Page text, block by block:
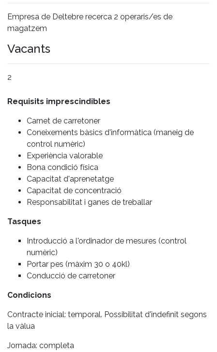
Empresa de Deltebre recerca 2 operaris/es de
magatzem
Vacants
2
Requisits imprescindibles
Carnet de carretoner
Coneixements bàsics d'informàtica (maneig de
control numèric)
Experiència valorable
Bona condició física
Capacitat d'aprenetatge
Capacitat de concentració
Responsabilitat i ganes de treballar
Tasques
Introducció a l'ordinador de mesures (control
numèric)
Portar pes (màxim 30 o 40kl)
Conducció de carretoner
Condicions
Contracte inicial: temporal. Possibilitat d'indefinit segons
la vàlua
Jornada: completa